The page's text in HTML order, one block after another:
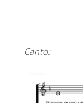
Canto: